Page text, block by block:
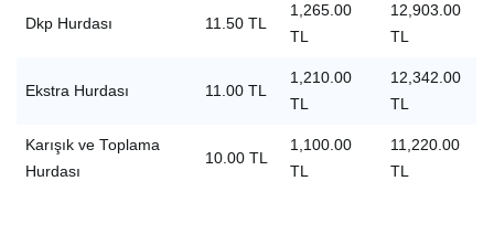
Dkp Hurdası 11.50 TL
1,265.00
TL
12,903.00
TL
Ekstra Hurdası 11.00 TL
1,210.00
TL
12,342.00
TL
Karışık ve Toplama
Hurdası
10.00 TL
1,100.00
TL
11,220.00
TL